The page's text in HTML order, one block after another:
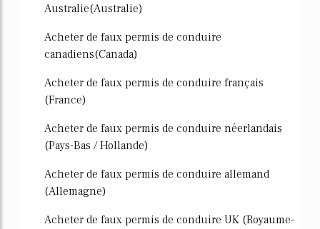
Australie(Australie)
Acheter de faux permis de conduire
canadiens(Canada)
Acheter de faux permis de conduire français
(France)
Acheter de faux permis de conduire néerlandais
(Pays-Bas / Hollande)
Acheter de faux permis de conduire allemand
(Allemagne)
Acheter de faux permis de conduire UK (Royaume-